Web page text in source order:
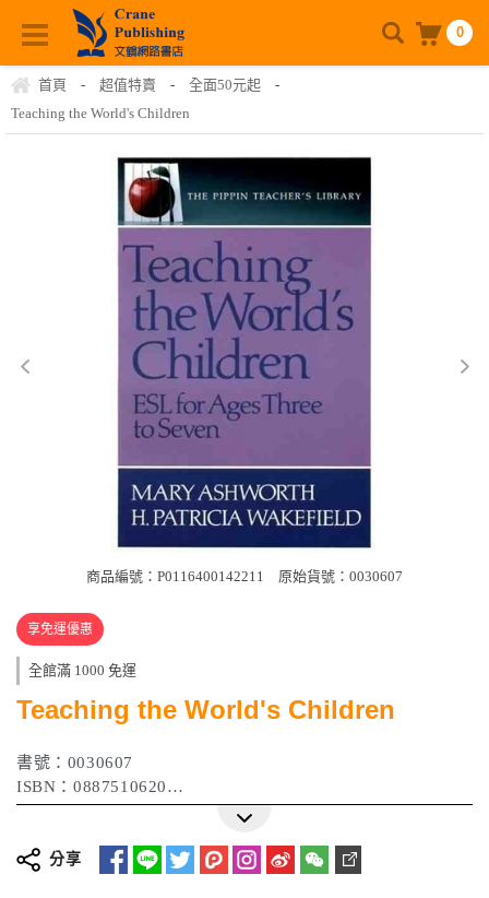
0
首頁 - 超值特賣 - 全面50元起
-
Teaching the World's Children
商品編號：P0116400142211 原始貨號：0030607
享免運優惠
全館滿 1000 免運
Teaching the World's Children
書號：0030607
ISBN：0887510620
作者：Mary Ashworth / H. Patricia Wakefield
分享